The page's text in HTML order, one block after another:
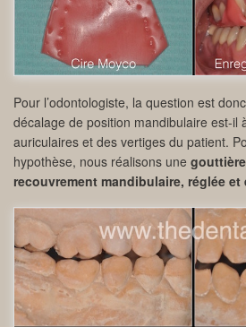
Pour l’odontologiste, la question est
décalage de position mandibulaire est-il
auriculaires et des vertiges du patient.
hypothèse, nous réalisons une
recouvrement mandibulaire, réglée et